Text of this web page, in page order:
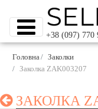
+38 (097) 770
Головна
Заколки
Заколка ZAK003207
ЗАКОЛКА